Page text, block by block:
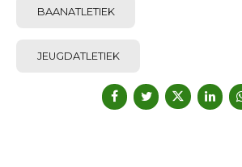
BAANATLETIEK
JEUGDATLETIEK